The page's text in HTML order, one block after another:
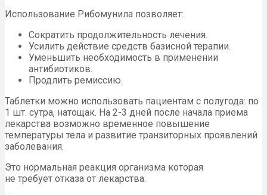
Использование Рибомунила позволяет:
Сократить продолжительность лечения.
Усилить действие средств базисной терапии.
Уменьшить необходимость в применении
антибиотиков.
Продлить ремиссию.
Таблетки можно использовать пациентам с полугода: по
1 шт. сутра, натощак. На 2-3 дней после начала приема
лекарства возможно временное повышение
температуры тела и развитие транзиторных проявлений
заболевания.
Это нормальная реакция организма которая
не требует отказа от лекарства.